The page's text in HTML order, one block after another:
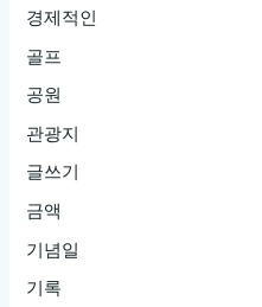
경제적인
골프
공원
관광지
글쓰기
금액
기념일
기록